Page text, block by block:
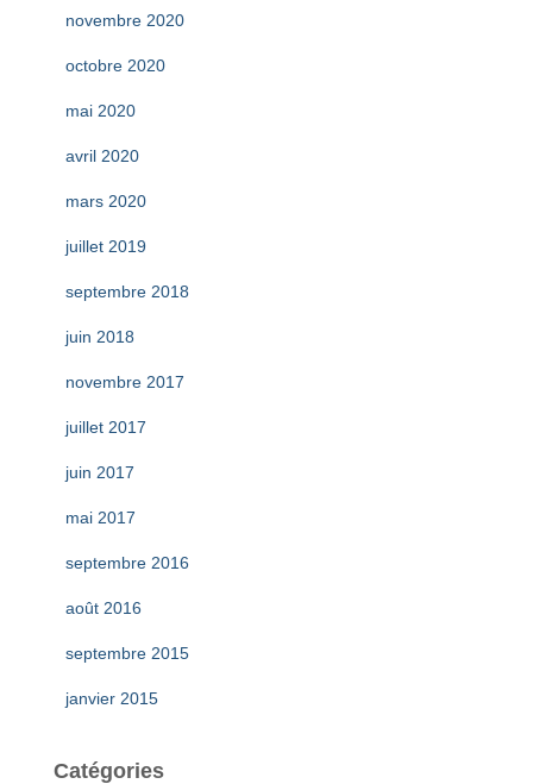
novembre 2020
octobre 2020
mai 2020
avril 2020
mars 2020
juillet 2019
septembre 2018
juin 2018
novembre 2017
juillet 2017
juin 2017
mai 2017
septembre 2016
août 2016
septembre 2015
janvier 2015
Catégories